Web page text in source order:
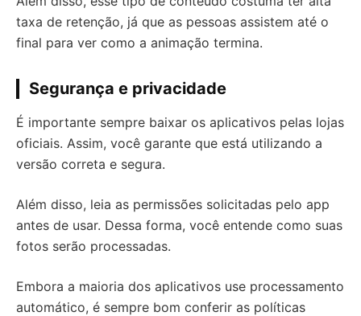
taxa de retenção, já que as pessoas assistem até o
final para ver como a animação termina.
Segurança e privacidade
É importante sempre baixar os aplicativos pelas lojas
oficiais. Assim, você garante que está utilizando a
versão correta e segura.
Além disso, leia as permissões solicitadas pelo app
antes de usar. Dessa forma, você entende como suas
fotos serão processadas.
Embora a maioria dos aplicativos use processamento
automático, é sempre bom conferir as políticas